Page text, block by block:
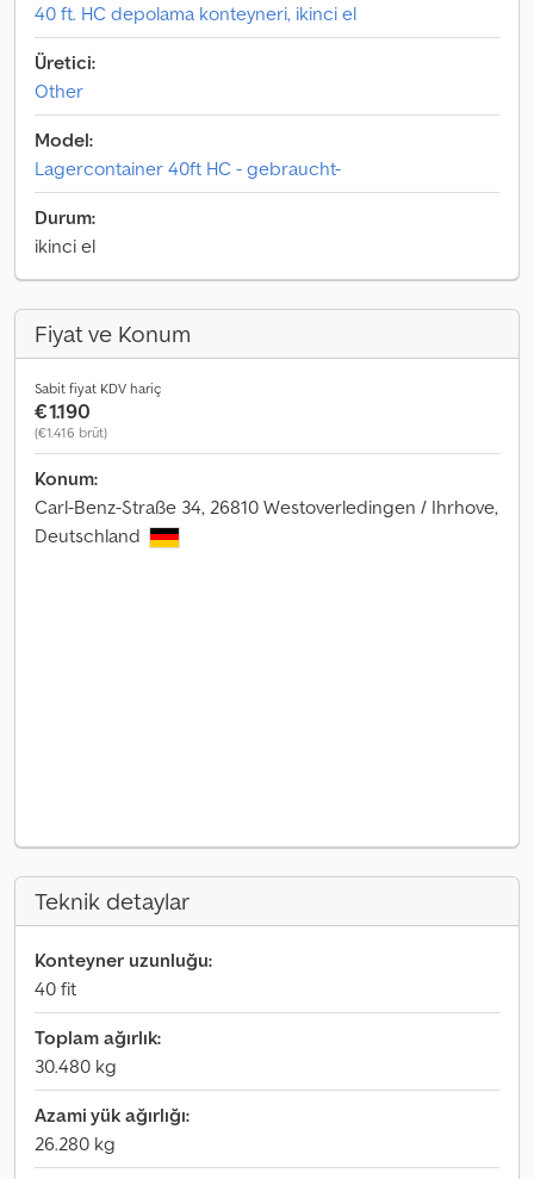
40 ft. HC depolama konteyneri, ikinci el
Üretici:
Other
Model:
Lagercontainer 40ft HC - gebraucht-
Durum:
ikinci el
Fiyat ve Konum
Sabit fiyat KDV hariç
€1.190
(€1.416 brüt)
Konum:
Carl-Benz-Straße 34, 26810 Westoverledingen / Ihrhove,
Deutschland
Teknik detaylar
Konteyner uzunluğu:
40 fit
Toplam ağırlık:
30.480 kg
Azami yük ağırlığı:
26.280 kg